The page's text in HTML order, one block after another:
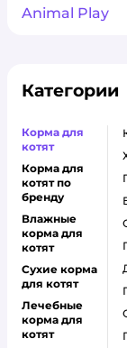
Animal Play
Категории
Корма для
котят
Корма для
котят по
бренду
Влажные
корма для
котят
Сухие корма
для котят
Лечебные
корма для
котят